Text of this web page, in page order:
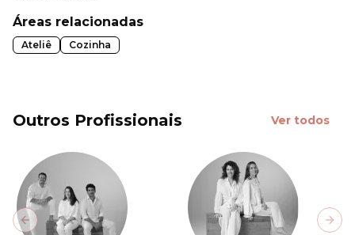
Áreas relacionadas
Ateliê Cozinha
Outros Profissionais Ver todos
Previous slide